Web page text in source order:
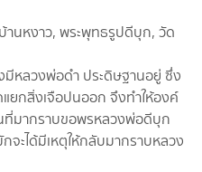
วงพ่อดำ ประดิษฐานอยู่ ซึ่ง
ยกสิ่งเจือปนออก จึงทำให้องค์
ที่มากราบขอพรหลวงพ่อดีบุก
ะได้มีเหตุให้กลับมากราบหลวง